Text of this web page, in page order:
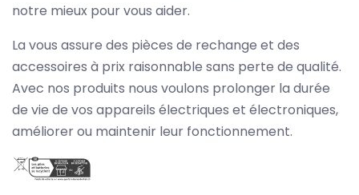
notre mieux pour vous aider.
La vous assure des pièces de rechange et des
accessoires à prix raisonnable sans perte de qualité.
Avec nos produits nous voulons prolonger la durée
de vie de vos appareils électriques et électroniques,
améliorer ou maintenir leur fonctionnement.